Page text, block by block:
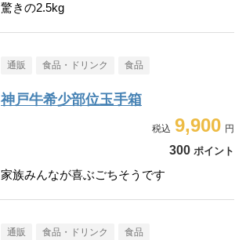
驚きの2.5kg
通販 食品・ドリンク 食品
神戸牛希少部位玉手箱
9,900
300 ポイント
家族みんなが喜ぶごちそうです
通販 食品・ドリンク 食品